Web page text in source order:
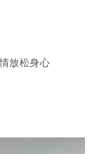
放松身心